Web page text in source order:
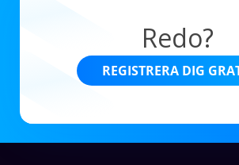
Redo?
REGISTRERA DIG